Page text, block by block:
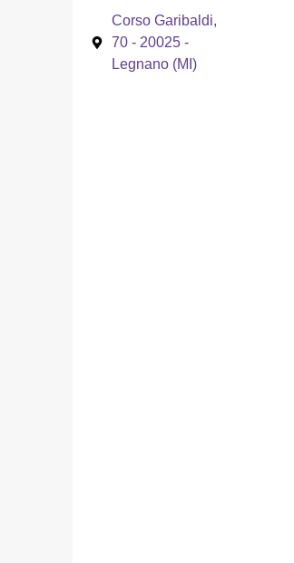
Corso Garibaldi,
70 - 20025 -
Legnano (MI)